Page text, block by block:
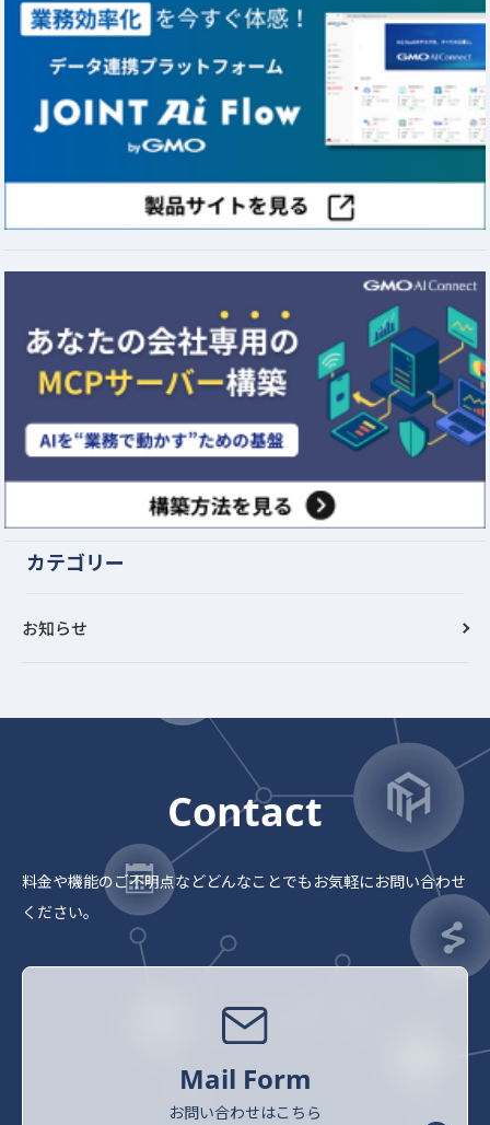
カテゴリー
お知らせ
Contact
料金や機能のご不明点などどんなことでもお気軽にお問い合わせ
ください。
Mail Form
お問い合わせはこちら